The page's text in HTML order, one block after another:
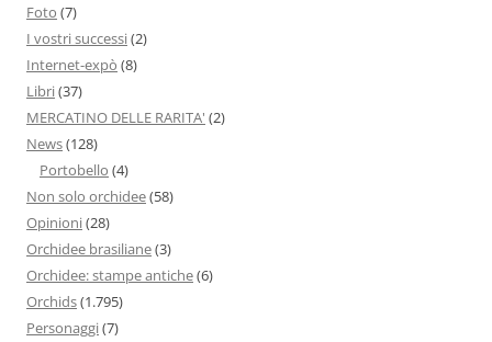
Foto (7)
I vostri successi(2)
Internet-expò (8)
Libri(37)
MERCATINO DELLE RARITA' (2)
News(128)
Portobello (4)
Non solo orchidee(58)
Opinioni(28)
Orchidee brasiliane(3)
Orchidee: stampe antiche(6)
Orchids(1.795)
Personaggi(7)